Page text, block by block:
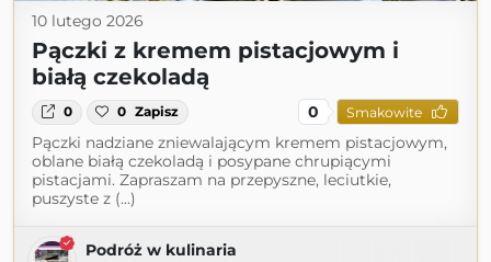
10 lutego 2026
Pączki z kremem pistacjowym i
białą czekoladą
0 0 Zapisz 0 Smakowite
Pączki nadziane zniewalającym kremem pistacjowym,
oblane białą czekoladą i posypane chrupiącymi
pistacjami. Zapraszam na przepyszne, leciutkie,
puszyste z (...)
Podróż w kulinaria